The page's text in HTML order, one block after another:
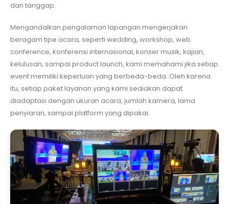
dan tanggap.
Mengandalkan pengalaman lapangan mengerjakan
beragam tipe acara, seperti wedding, workshop, web
conference, konferensi internasional, konser musik, kajian,
kelulusan, sampai product launch, kami memahami jika setiap
event memiliki keperluan yang berbeda-beda. Oleh karena
itu, setiap paket layanan yang kami sediakan dapat
diadaptasi dengan ukuran acara, jumlah kamera, lama
penyiaran, sampai platform yang dipakai.